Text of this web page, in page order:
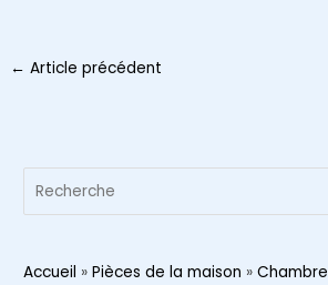
Navigation
← Article précédent
Accueil » Pièces de la maison » Chambre